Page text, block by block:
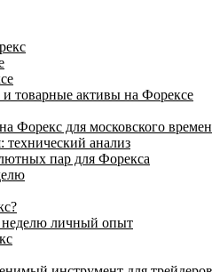
товарные активы на Форексе
Форекс для московского
технический анализ
пар для Форекса
личный опыт